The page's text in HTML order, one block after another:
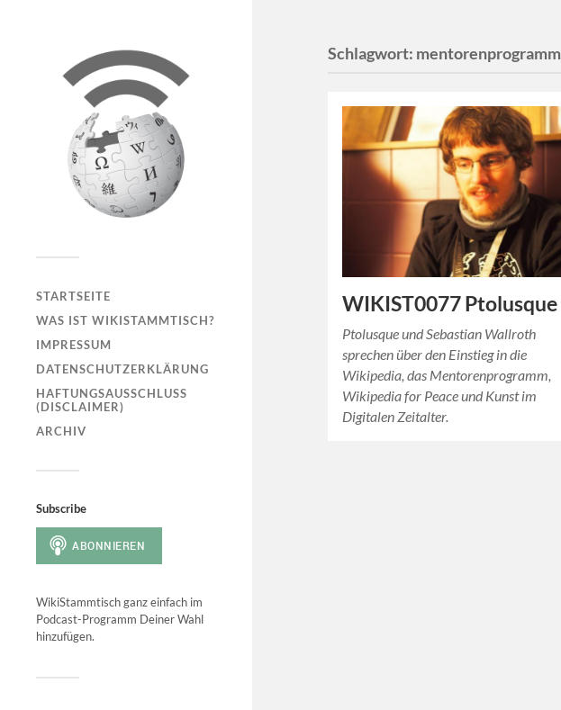
STARTSEITE
WAS IST WIKISTAMMTISCH?
IMPRESSUM
DATENSCHUTZERKLÄRUNG
HAFTUNGSAUSSCHLUSS
(DISCLAIMER)
ARCHIV
Subscribe
WikiStammtisch ganz einfach im
Podcast-Programm Deiner Wahl
hinzufügen.
Schlagwort: mentorenprogramm
WIKIST0077 Ptolusque
Ptolusque und Sebastian Wallroth
sprechen über den Einstieg in die
Wikipedia, das Mentorenprogramm,
Wikipedia for Peace und Kunst im
Digitalen Zeitalter.